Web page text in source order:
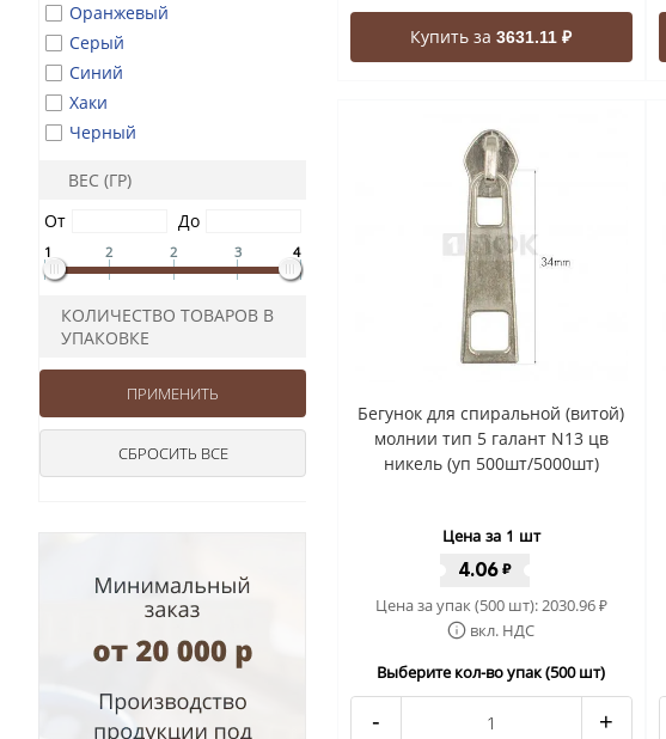
Оранжевый
Серый
Синий
Хаки
Черный
ВЕС (ГР)
От
До
1 2 2 3 4
КОЛИЧЕСТВО ТОВАРОВ В
УПАКОВКЕ
Купить за3631.11 ₽
Бегунок для спиральной (витой)
молнии тип 5 галант N13 цв
никель (уп 500шт/5000шт)
Цена за 1 шт
4.06₽
Цена за упак (500 шт):2030.96₽
вкл. НДС
Выберите кол-во упак (500 шт)
- +